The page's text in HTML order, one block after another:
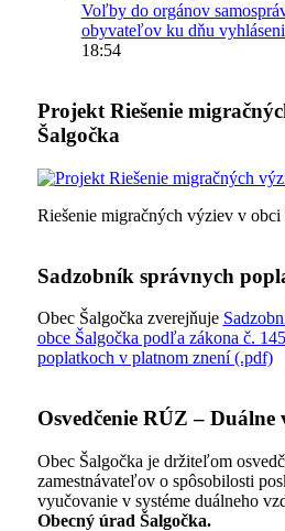
Voľby do orgánov
obyvateľov ku dňu
18:54
Projekt Riešenie
Šalgočka
Riešenie migračných výziev v obci
Sadzobník správnych
Obec Šalgočka zverejňuje
obce Šalgočka podľa zákona č.
poplatkoch v platnom znení (.pdf)
Osvedčenie RÚZ – Duálne
Obec Šalgočka je držiteľom
zamestnávateľov o spôsobilosti
vyučovanie v systéme duálneho
Obecný úrad Šalgočka.